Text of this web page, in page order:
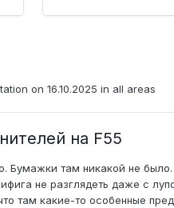
on 16.10.2025 in all areas
на F55
Бумажки там никакой не
не разглядеть даже с
там какие-то особенные